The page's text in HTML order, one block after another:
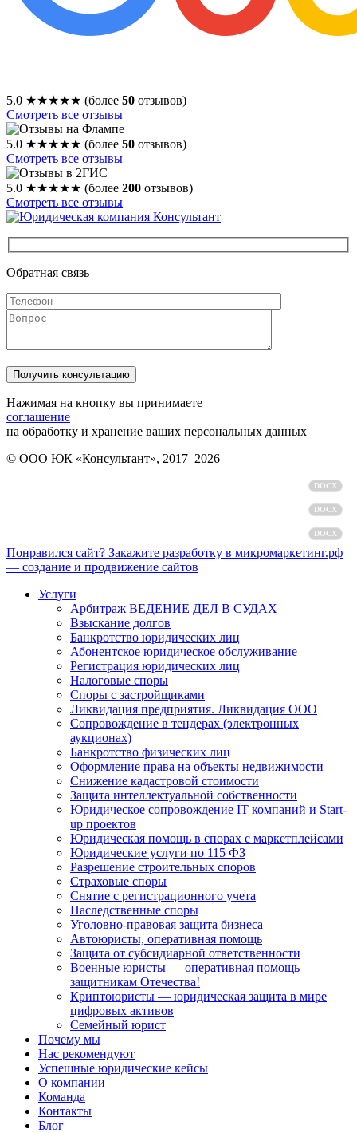
5.0 ★★★★★ (более 50 отзывов)
Смотреть все отзывы
5.0 ★★★★★ (более 50 отзывов)
Смотреть все отзывы
5.0 ★★★★★ (более 200 отзывов)
Смотреть все отзывы
Обратная связь
Нажимая на кнопку вы принимаете
соглашение
на обработку и хранение ваших персональных данных
© ООО ЮК «Консультант», 2017–2026
DOCX
DOCX
DOCX
Понравился сайт? Закажите разработку в микромаркетинг.рф
— создание и продвижение сайтов
Услуги
Арбитраж ВЕДЕНИЕ ДЕЛ В СУДАХ
Взыскание долгов
Банкротство юридических лиц
Абонентское юридическое обслуживание
Регистрация юридических лиц
Налоговые споры
Споры с застройщиками
Ликвидация предприятия. Ликвидация ООО
Сопровождение в тендерах (электронных
аукционах)
Банкротство физических лиц
Оформление права на объекты недвижимости
Снижение кадастровой стоимости
Защита интеллектуальной собственности
Юридическое сопровождение IT компаний и Start-
up проектов
Юридическая помощь в спорах с маркетплейсами
Юридические услуги по 115 ФЗ
Разрешение строительных споров
Страховые споры
Снятие с регистрационного учета
Наследственные споры
Уголовно-правовая защита бизнеса
Автоюристы, оперативная помощь
Защита от субсидиарной ответственности
Военные юристы — оперативная помощь
защитникам Отечества!
Криптоюристы — юридическая защита в мире
цифровых активов
Семейный юрист
Почему мы
Нас рекомендуют
Успешные юридические кейсы
О компании
Команда
Контакты
Блог